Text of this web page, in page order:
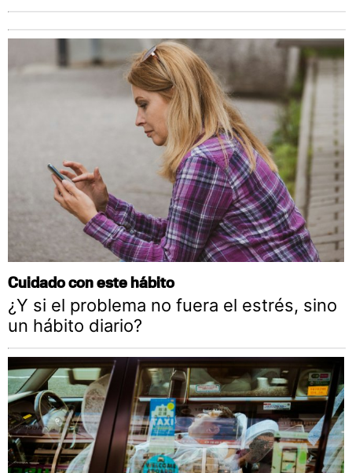
Cuidado con este hábito
¿Y si el problema no fuera el estrés, sino
un hábito diario?